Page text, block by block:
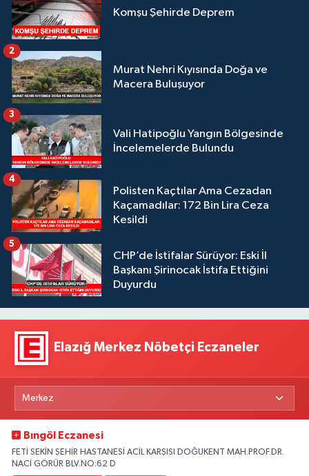
Komşu Şehirde Deprem
Murat Nehri Kıyısında Doğa ve
Macera Buluşuyor
2
Vali Hatipoğlu Yangın Bölgesinde
İncelemelerde Bulundu
3
Polisten Kaçtılar Ama Cezadan
Kaçamadılar: 172 Bin Lira Ceza
Kesildi
4
CHP’de İstifalar Sürüyor: Eski İl
Başkanı Şirinocak İstifa Ettiğini
Duyurdu
5
Elazığ Merkez Nöbetçi Eczaneler
Bıngöl Eczanesi
FETİ SEKİN ŞEHİR HASTANESİ ACİL KARŞISI DOĞUKENT MAH.PROF.DR.
NACİ GÖRÜR BLV.NO:62 D